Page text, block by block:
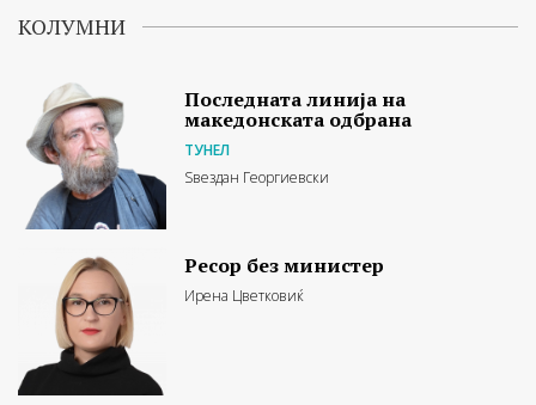
КОЛУМНИ
Последната линија на
македонската одбрана
ТУНЕЛ
Ѕвездан Георгиевски
Ресор без министер
Ирена Цветковиќ